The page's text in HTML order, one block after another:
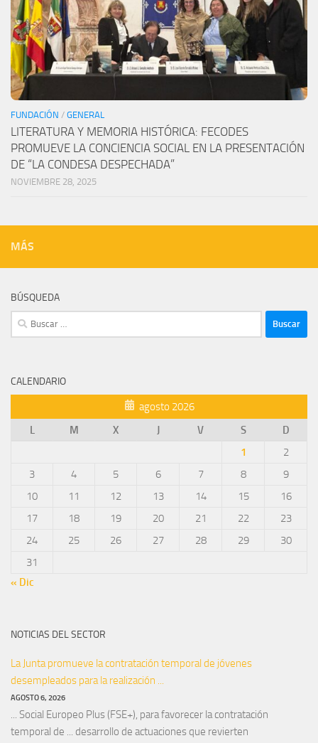
FUNDACIÓN / GENERAL
LITERATURA Y MEMORIA HISTÓRICA: FECODES
PROMUEVE LA CONCIENCIA SOCIAL EN LA PRESENTACIÓN
DE “LA CONDESA DESPECHADA”
NOVIEMBRE 28, 2025
MÁS
BÚSQUEDA
Buscar:
CALENDARIO
agosto 2026
L
M X J V S
D
1
2
3
4 5 6 7 8
9
10
11 12 13 14 15
16
17
18 19 20 21 22
23
24
25 26 27 28 29
30
31
« Dic
NOTICIAS DEL SECTOR
La Junta promueve la contratación temporal de jóvenes
desempleados para la realización ...
AGOSTO 6, 2026
... Social Europeo Plus (FSE+), para favorecer la contratación
temporal de ... desarrollo de actuaciones que revierten